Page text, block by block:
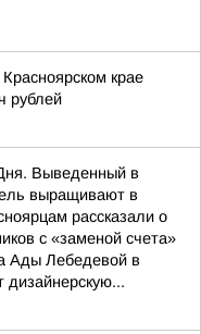
крае
рублей
Выведенный в
выращивают в
рассказали о
с «заменой счета»
Ады Лебедевой в
дизайнерскую...